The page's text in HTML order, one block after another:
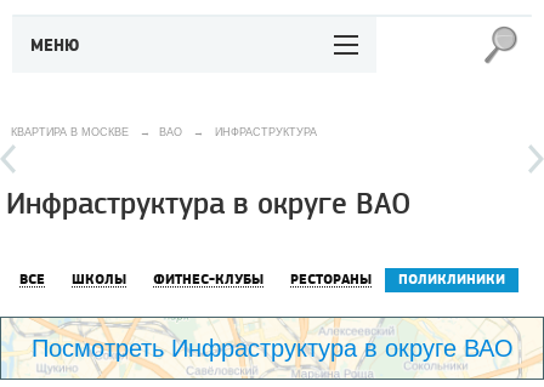
МЕНЮ
КВАРТИРА В МОСКВЕ → ВАО → ИНФРАСТРУКТУРА
Инфраструктура в округе ВАО
ВСЕ ШКОЛЫ ФИТНЕС-КЛУБЫ РЕСТОРАНЫ ПОЛИКЛИНИКИ
Посмотреть Инфраструктура в округе ВАО